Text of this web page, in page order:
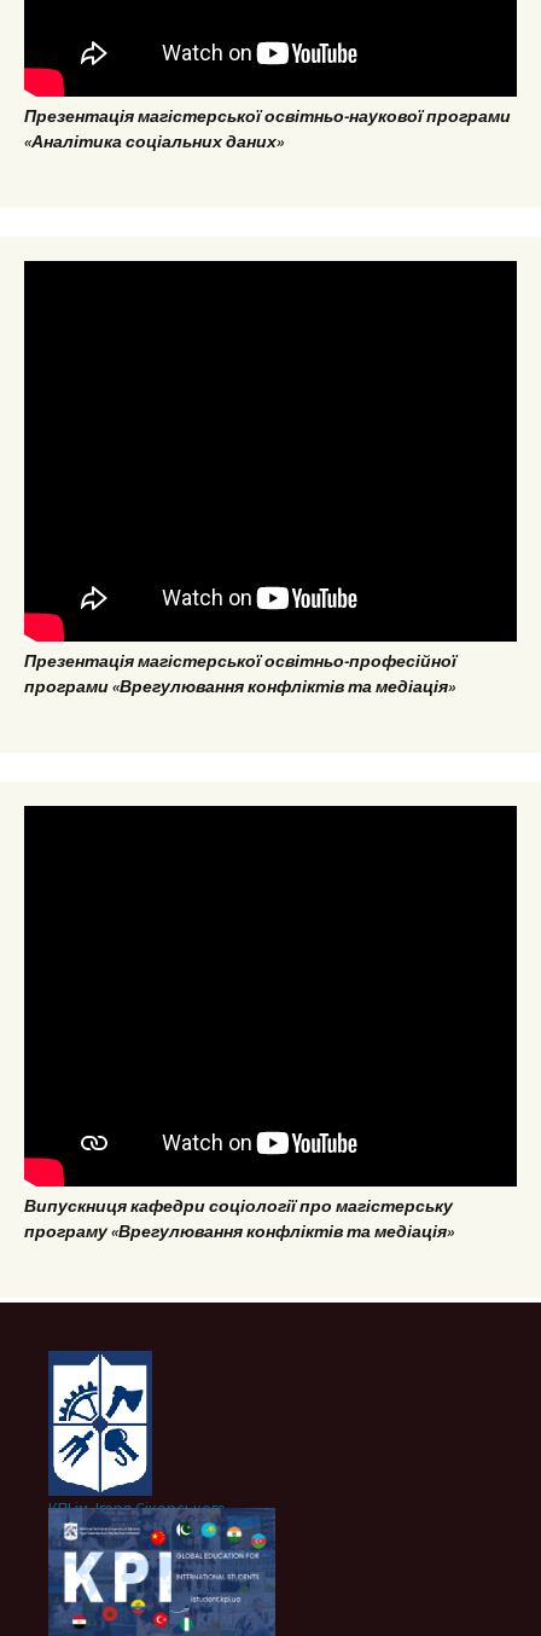
Презентація магістерської освітньо-наукової програми
«Аналітика соціальних даних»
Презентація магістерської освітньо-професійної
програми «Врегулювання конфліктів та медіація»
Випускниця кафедри соціології про магістерську
програму «Врегулювання конфліктів та медіація»
КПІ ім. Ігоря Сікорського